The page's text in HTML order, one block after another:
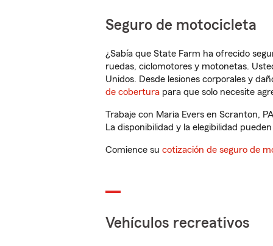
Seguro de motocicleta
¿Sabía que State Farm ha ofrecido
ruedas, ciclomotores y motonetas.
Unidos. Desde lesiones corporales y
de cobertura para que solo necesite
Trabaje con Maria Evers en Scranton,
La disponibilidad y la elegibilidad
Comience su cotización de seguro de
Vehículos recreativos